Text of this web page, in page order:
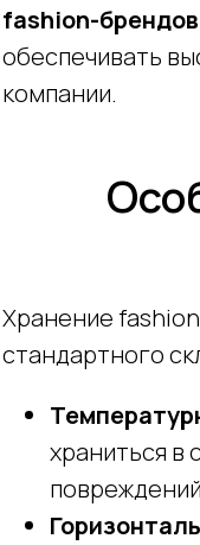
fashion-брендов
обеспечивать
компании.
Хранение
стандартного
храниться в